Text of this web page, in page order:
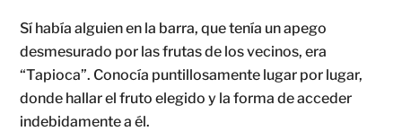
Sí había alguien en la barra, que tenía un apego
desmesurado por las frutas de los vecinos, era
“Tapioca”. Conocía puntillosamente lugar por lugar,
donde hallar el fruto elegido y la forma de acceder
indebidamente a él.